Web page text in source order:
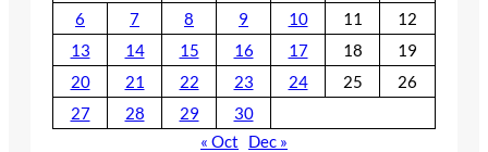
6
7 8 9 10 11
12
13
14 15 16 17 18
19
20
21 22 23 24 25
26
27
28 29
30
« Oct
Dec »